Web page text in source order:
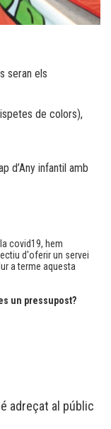
seran els
de colors),
d’Any infantil amb
covid19, hem
d'oferir un servei
a terme aquesta
un pressupost?
adreçat al públic